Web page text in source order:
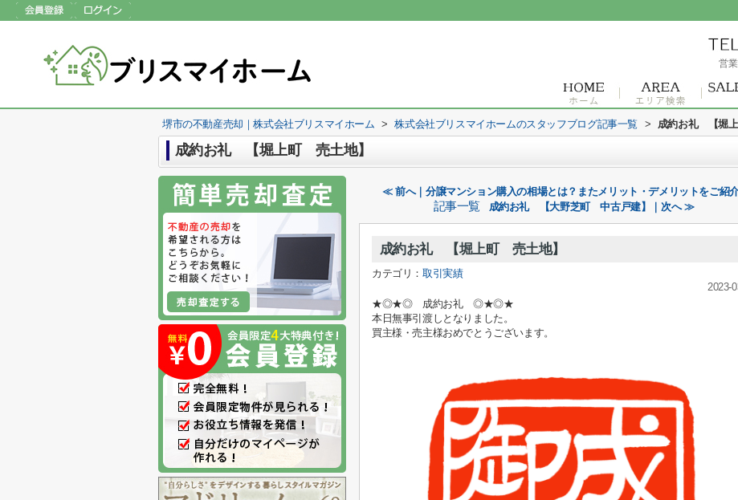
営
堺市の不動産売却｜株式会社ブリスマイホーム > 株式会社ブリスマイホームのスタッフブログ記事一覧 > 成約お礼 【堀
成約お礼 【堀上町 売土地】
≪ 前へ｜分譲マンション購入の相場とは？またメリット・デメリットをご紹
記事一覧 成約お礼 【大野芝町 中古戸建】｜次へ ≫
成約お礼 【堀上町 売土地】
カテゴリ：取引実績
2023-
★◎★◎ 成約お礼 ◎★◎★
本日無事引渡しとなりました。
買主様・売主様おめでとうございます。